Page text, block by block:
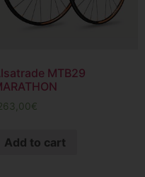
MTB29
€
Add to cart